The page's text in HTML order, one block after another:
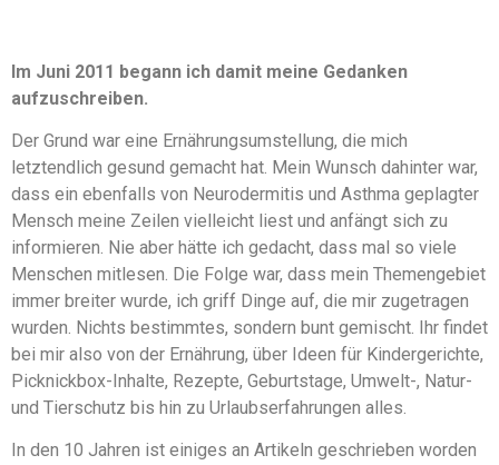
Im Juni 2011 begann ich damit meine Gedanken
aufzuschreiben.
Der Grund war eine Ernährungsumstellung, die mich
letztendlich gesund gemacht hat. Mein Wunsch dahinter war,
dass ein ebenfalls von Neurodermitis und Asthma geplagter
Mensch meine Zeilen vielleicht liest und anfängt sich zu
informieren. Nie aber hätte ich gedacht, dass mal so viele
Menschen mitlesen. Die Folge war, dass mein Themengebiet
immer breiter wurde, ich griff Dinge auf, die mir zugetragen
wurden. Nichts bestimmtes, sondern bunt gemischt. Ihr findet
bei mir also von der Ernährung, über Ideen für Kindergerichte,
Picknickbox-Inhalte, Rezepte, Geburtstage, Umwelt-, Natur-
und Tierschutz bis hin zu Urlaubserfahrungen alles.
In den 10 Jahren ist einiges an Artikeln geschrieben worden